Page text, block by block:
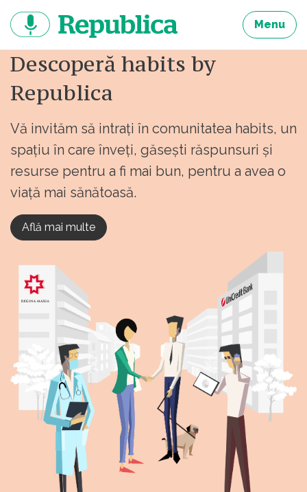
continut
Menu
Descoperă habits by
Republica
Vă invităm să intrați în comunitatea habits, un
spațiu în care înveți, găsești răspunsuri și
resurse pentru a fi mai bun, pentru a avea o
viață mai sănătoasă.
Află mai multe